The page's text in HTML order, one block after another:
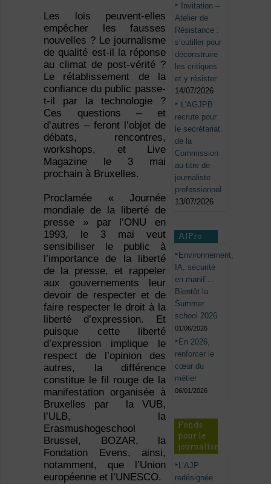
Les lois peuvent-elles
empêcher les fausses
nouvelles ? Le journalisme
de qualité est-il la réponse
au climat de post-vérité ?
Le rétablissement de la
confiance du public passe-
t-il par la technologie ?
Ces questions – et
d’autres – feront l’objet de
débats, rencontres,
workshops, et Live
Magazine le 3 mai
prochain à Bruxelles.
Proclamée « Journée
mondiale de la liberté de
presse » par l’ONU en
1993, le 3 mai veut
sensibiliser le public à
l’importance de la liberté
de la presse, et rappeler
aux gouvernements leur
devoir de respecter et de
faire respecter le droit à la
liberté d’expression. Et
puisque cette liberté
d’expression implique le
respect de l’opinion des
autres, la différence
constitue le fil rouge de la
manifestation organisée à
Bruxelles par la VUB,
l’ULB, la
Erasmushogeschool
Brussel, BOZAR, la
Fondation Evens, ainsi,
notamment, que l’Union
européenne et l’UNESCO.
Invitation –
Atelier de
Résistance :
s’outiller pour
déconstruire
les critiques
et y résister
14/07/2026
L’AGJPB
recrute pour
le secrétariat
de la
Commission
au titre de
journaliste
professionnel
13/07/2026
AJPro
Environnement,
IA, sécurité
en manif’…
Bientôt la
Summer
school 2026
01/06/2026
En 2026,
renforcer le
cœur du
métier
06/01/2026
Fonds
pour le
journalisme
L’AJP
redésignée